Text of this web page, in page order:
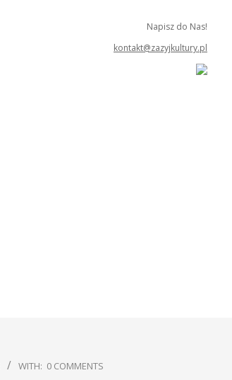
Napisz do Nas!
kontakt@zazyjkultury.pl
WITH: 0 COMMENTS